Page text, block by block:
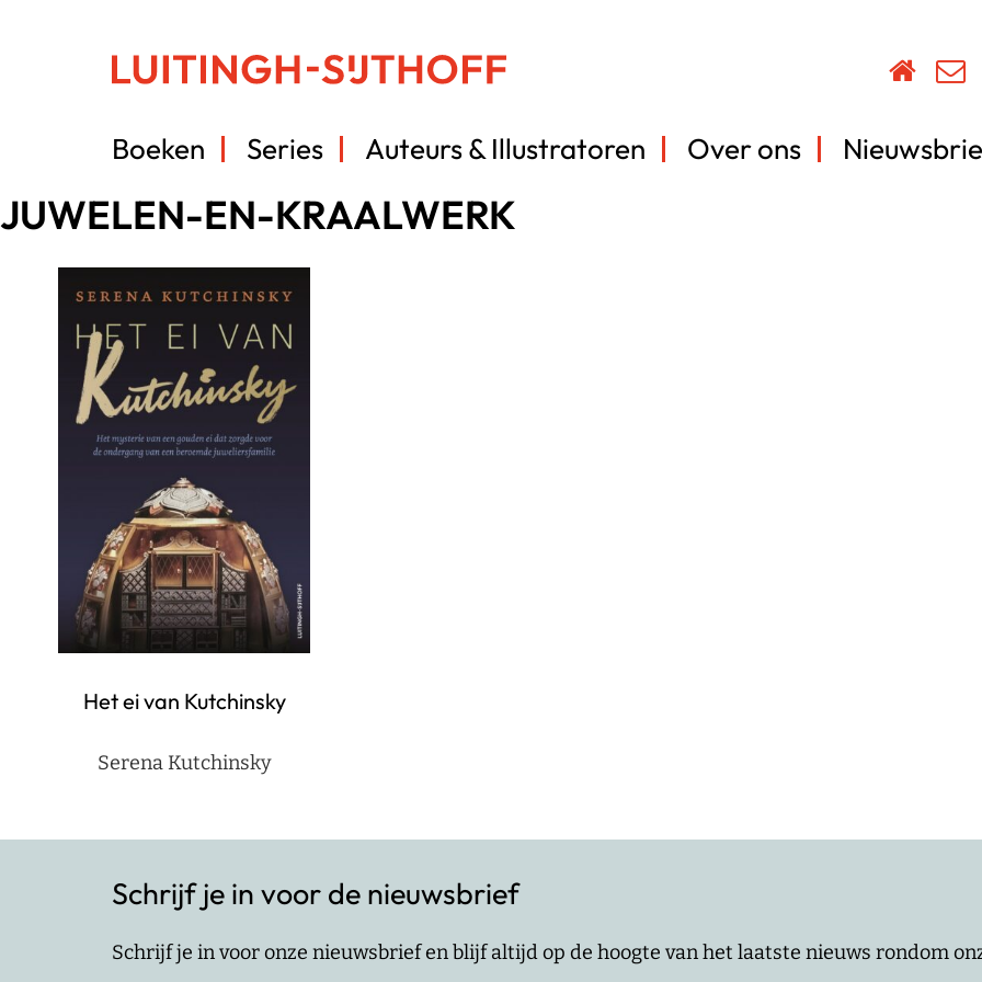
Boeken Series Auteurs & Illustratoren Over ons
JUWELEN-EN-KRAALWERK
Het ei van Kutchinsky
Serena Kutchinsky
Schrijf je in voor de nieuwsbrief
Schrijf je in voor onze nieuwsbrief en blijf altijd op de hoogte van het laatste nieuws rondom